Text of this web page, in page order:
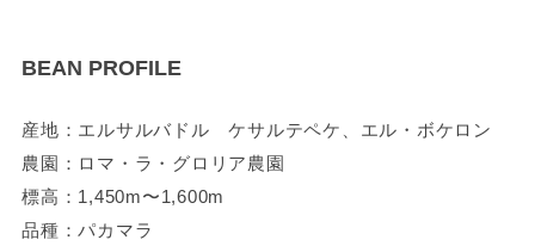
BEAN PROFILE
産地：エルサルバドル ケサルテペケ、エル・ボケロン
農園：ロマ・ラ・グロリア農園
標高：1,450m〜1,600m
品種：パカマラ